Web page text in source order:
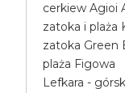
cerkiew Agioi
zatoka i plaża
zatoka Green
plaża Figowa
Lefkara -